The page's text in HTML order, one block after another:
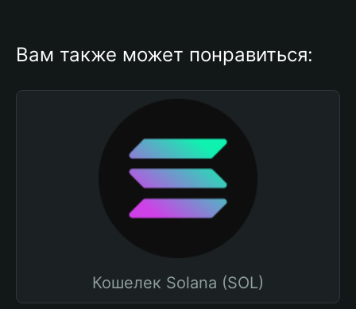
Вам также может понравиться:
Кошелек Solana (SOL)